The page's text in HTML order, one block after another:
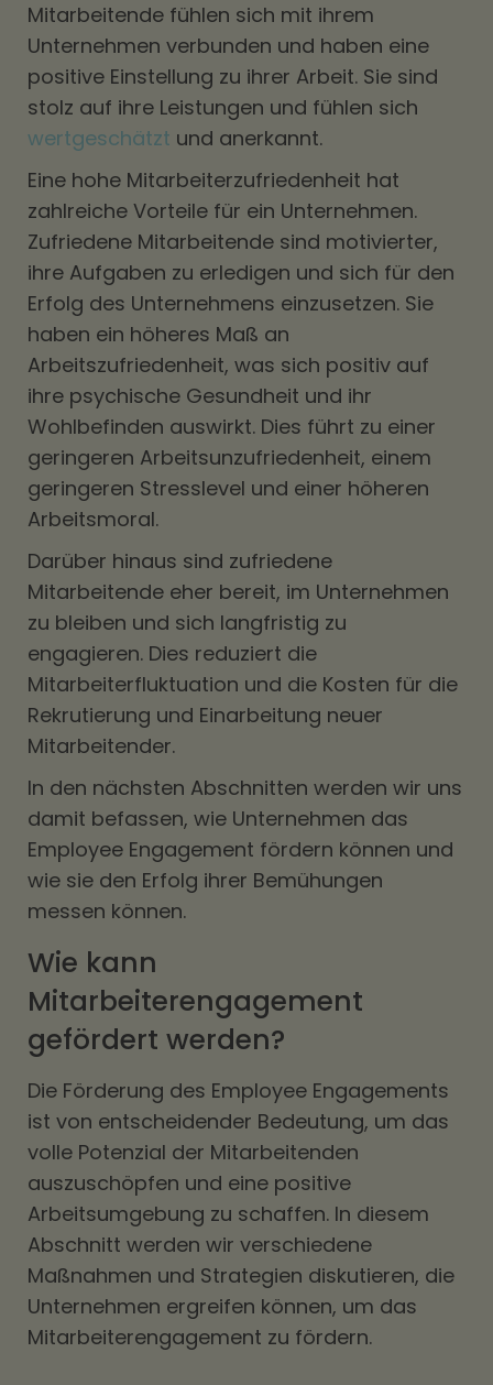
Mitarbeitende fühlen sich mit ihrem
Unternehmen verbunden und haben eine
positive Einstellung zu ihrer Arbeit. Sie sind
stolz auf ihre Leistungen und fühlen sich
wertgeschätzt und anerkannt.
Eine hohe Mitarbeiterzufriedenheit hat
zahlreiche Vorteile für ein Unternehmen.
Zufriedene Mitarbeitende sind motivierter,
ihre Aufgaben zu erledigen und sich für den
Erfolg des Unternehmens einzusetzen. Sie
haben ein höheres Maß an
Arbeitszufriedenheit, was sich positiv auf
ihre psychische Gesundheit und ihr
Wohlbefinden auswirkt. Dies führt zu einer
geringeren Arbeitsunzufriedenheit, einem
geringeren Stresslevel und einer höheren
Arbeitsmoral.
Darüber hinaus sind zufriedene
Mitarbeitende eher bereit, im Unternehmen
zu bleiben und sich langfristig zu
engagieren. Dies reduziert die
Mitarbeiterfluktuation und die Kosten für die
Rekrutierung und Einarbeitung neuer
Mitarbeitender.
In den nächsten Abschnitten werden wir uns
damit befassen, wie Unternehmen das
Employee Engagement fördern können und
wie sie den Erfolg ihrer Bemühungen
messen können.
Wie kann
Mitarbeiterengagement
gefördert werden?
Die Förderung des Employee Engagements
ist von entscheidender Bedeutung, um das
volle Potenzial der Mitarbeitenden
auszuschöpfen und eine positive
Arbeitsumgebung zu schaffen. In diesem
Abschnitt werden wir verschiedene
Maßnahmen und Strategien diskutieren, die
Unternehmen ergreifen können, um das
Mitarbeiterengagement zu fördern.